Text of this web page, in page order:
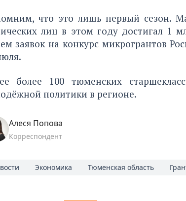
что это лишь первый сезон.
лиц в этом году достигал 1
заявок на конкурс микрогрантов
более 100 тюменских
политики в регионе.
Алеся Попова
Корреспондент
Экономика Тюменская область